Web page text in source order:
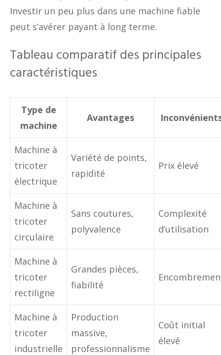
Investir un peu plus dans une machine fiable
peut s’avérer payant à long terme.
Tableau comparatif des principales
caractéristiques
Type de
machine
Avantages
Machine à
tricoter
électrique
Variété de points,
rapidité
Prix élevé
Machine à
tricoter
circulaire
Sans coutures,
polyvalence
Complexité
d’utilisation
Machine à
tricoter
rectiligne
Grandes pièces,
fiabilité
Machine à
tricoter
industrielle
Production
massive,
professionnalisme
Coût initial
élevé